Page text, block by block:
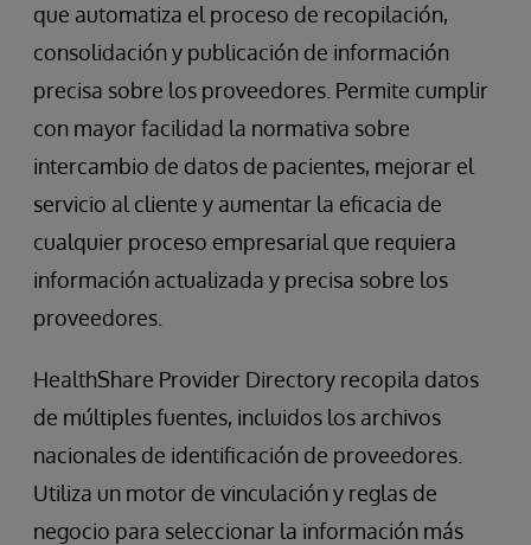
que automatiza el proceso de recopilación,
consolidación y publicación de información
precisa sobre los proveedores. Permite cumplir
con mayor facilidad la normativa sobre
intercambio de datos de pacientes, mejorar el
servicio al cliente y aumentar la eficacia de
cualquier proceso empresarial que requiera
información actualizada y precisa sobre los
proveedores.
HealthShare Provider Directory recopila datos
de múltiples fuentes, incluidos los archivos
nacionales de identificación de proveedores.
Utiliza un motor de vinculación y reglas de
negocio para seleccionar la información más